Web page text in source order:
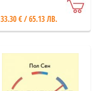
33.30 € / 65.13 ЛВ.